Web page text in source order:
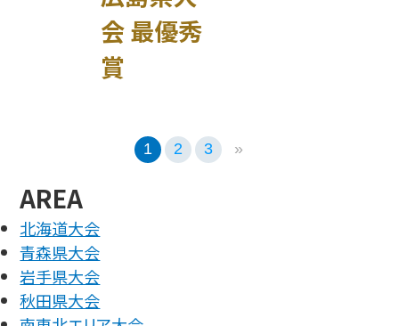
会 最優秀
賞
1 2 3 »
AREA
北海道大会
青森県大会
岩手県大会
秋田県大会